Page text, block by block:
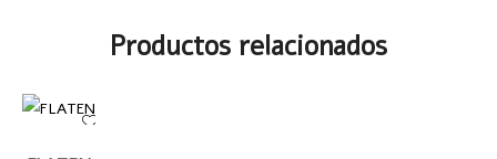
Productos relacionados